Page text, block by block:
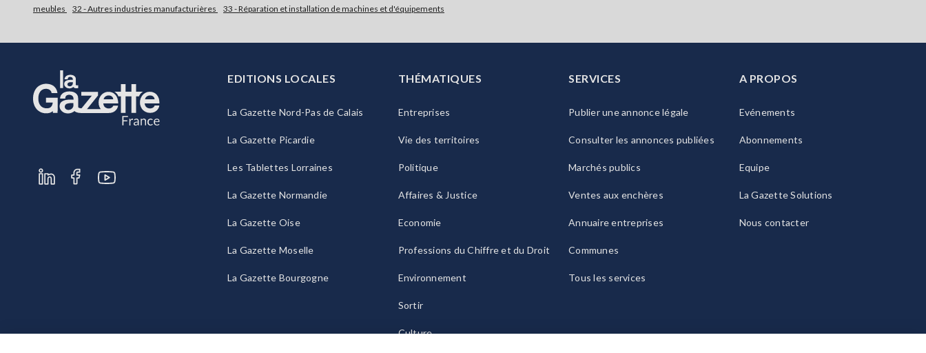
meubles
32 - Autres industries manufacturières 33 - Réparation et installation de machines et d'équipements
EDITIONS LOCALES
La Gazette Nord-Pas de Calais
La Gazette Picardie
Les Tablettes Lorraines
La Gazette Normandie
La Gazette Oise
La Gazette Moselle
La Gazette Bourgogne
THÉMATIQUES
Entreprises
Vie des territoires
Politique
Affaires & Justice
Economie
Professions du Chiffre et du Droit
Environnement
Sortir
Culture
SERVICES
Publier une annonce légale
Consulter les annonces publiées
Marchés publics
Ventes aux enchères
Annuaire entreprises
Communes
Tous les services
A PROPOS
Evénements
Abonnements
Equipe
La Gazette Solutions
Nous contacter